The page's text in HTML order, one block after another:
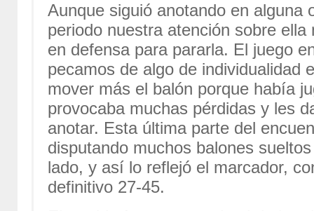
Aunque siguió anotando en alguna
periodo nuestra atención sobre
en defensa para pararla. El juego
pecamos de algo de individualidad
mover más el balón porque había
provocaba muchas pérdidas y les
anotar. Esta última parte del
disputando muchos balones
lado, y así lo reflejó el marcador,
definitivo 27-45.